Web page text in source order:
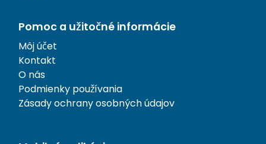
Pomoc a užitočné informácie
Môj účet
Kontakt
O nás
Podmienky používania
Zásady ochrany osobných údajov